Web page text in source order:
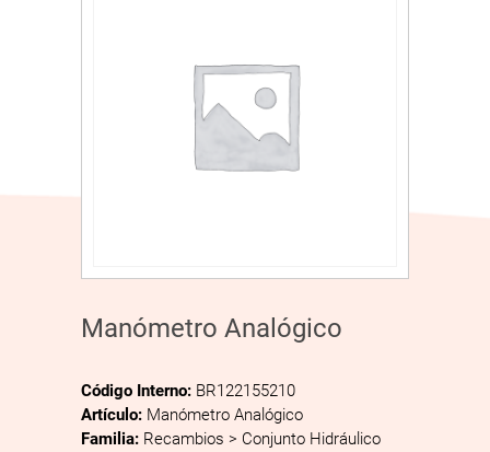
Manómetro Analógico
Código Interno: BR122155210
Artículo: Manómetro Analógico
Familia: Recambios > Conjunto Hidráulico